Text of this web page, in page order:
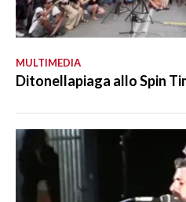
MULTIMEDIA
Ditonellapiaga allo Spin